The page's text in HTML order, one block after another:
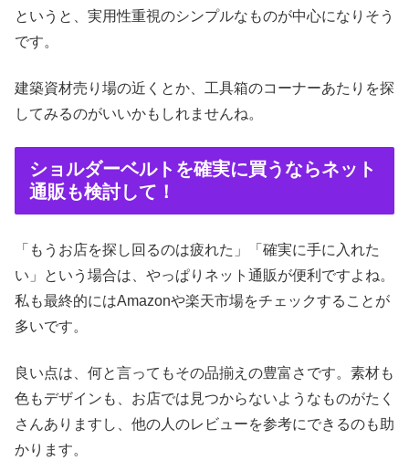
というと、実用性重視のシンプルなものが中心になりそう
です。
建築資材売り場の近くとか、工具箱のコーナーあたりを探
してみるのがいいかもしれませんね。
ショルダーベルトを確実に買うならネット
通販も検討して！
「もうお店を探し回るのは疲れた」「確実に手に入れた
い」という場合は、やっぱりネット通販が便利ですよね。
私も最終的にはAmazonや楽天市場をチェックすることが
多いです。
良い点は、何と言ってもその品揃えの豊富さです。素材も
色もデザインも、お店では見つからないようなものがたく
さんありますし、他の人のレビューを参考にできるのも助
かります。